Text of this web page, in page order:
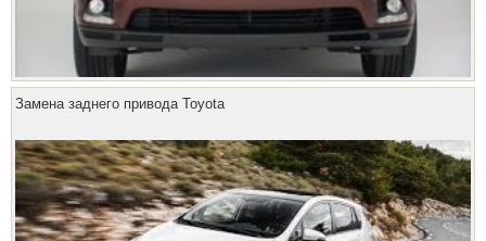
Замена заднего привода Toyota